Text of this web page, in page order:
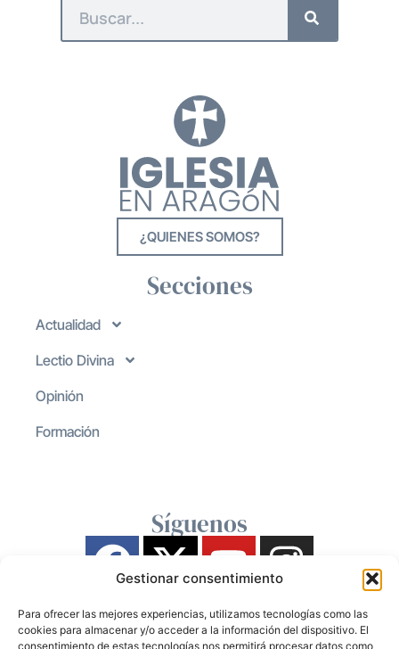
Gestionar consentimiento
Para ofrecer las mejores experiencias, utilizamos tecnologías como las
cookies para almacenar y/o acceder a la información del dispositivo. El
consentimiento de estas tecnologías nos permitirá procesar datos como
¿QUIENES SOMOS?
Secciones
Actualidad
Lectio Divina
Opinión
Formación
Síguenos